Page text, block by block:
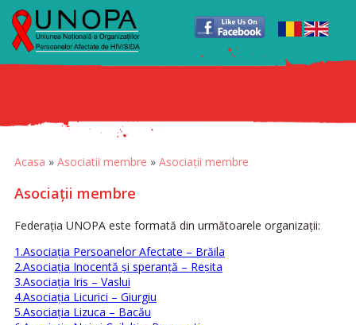
Acasa » Asociatii membre » Asociații membre
Asociații membre
Federația UNOPA este formată din următoarele organizații:
1.Asociaţia Persoanelor Afectate – Brăila
2.Asociaţia Inocentă şi speranţă – Reşita
3.Asociaţia Iris – Vaslui
4.Asociaţia Licurici – Giurgiu
5.Asociaţia Lizuca – Bacău